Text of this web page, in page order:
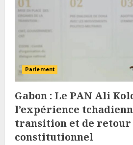
Parlement
Gabon : Le PAN Ali
l’expérience
transition et de retour
constitutionnel